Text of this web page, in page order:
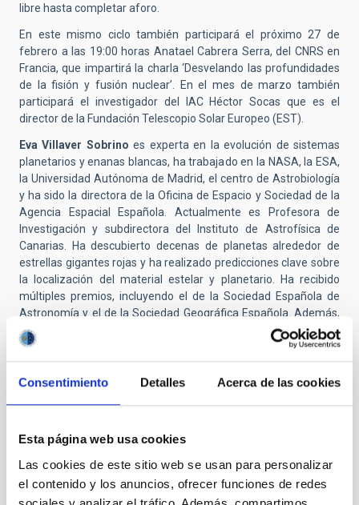
Consentimiento Detalles Acerca de las cookies
Esta página web usa cookies
Las cookies de este sitio web se usan para personalizar
el contenido y los anuncios, ofrecer funciones de redes
libre hasta completar aforo.
En este mismo ciclo también participará el próximo 27 de
febrero a las 19:00 horas Anatael Cabrera Serra, del CNRS en
Francia, que impartirá la charla ‘Desvelando las profundidades
de la fisión y fusión nuclear’. En el mes de marzo también
participará el investigador del IAC Héctor Socas que es el
director de la Fundación Telescopio Solar Europeo (EST).
Eva Villaver Sobrino es experta en la evolución de sistemas
planetarios y enanas blancas, ha trabajado en la NASA, la ESA,
la Universidad Autónoma de Madrid, el centro de Astrobiología
y ha sido la directora de la Oficina de Espacio y Sociedad de la
Agencia Espacial Española. Actualmente es Profesora de
Investigación y subdirectora del Instituto de Astrofísica de
Canarias. Ha descubierto decenas de planetas alrededor de
estrellas gigantes rojas y ha realizado predicciones clave sobre
la localización del material estelar y planetario. Ha recibido
múltiples premios, incluyendo el de la Sociedad Española de
Astronomía y el de la Sociedad Geográfica Española. Además,
escribe regularmente en El País y ha comisariado exposiciones
científicas.